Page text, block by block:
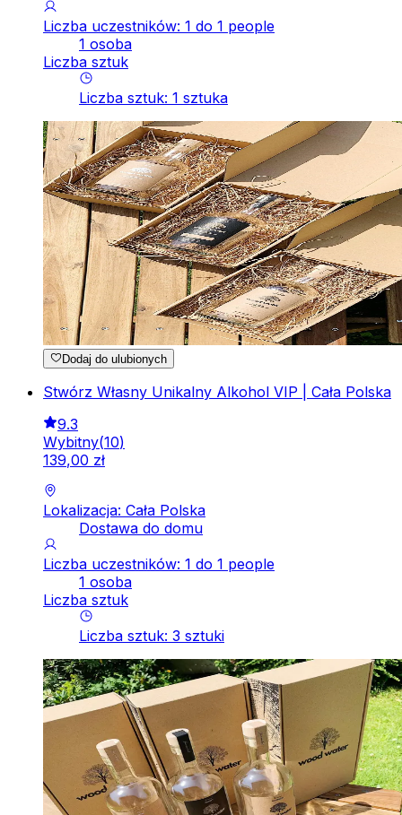
Liczba uczestników: 1 do 1 people
1 osoba
Liczba sztuk
Liczba sztuk: 1 sztuka
Dodaj do ulubionych
Stwórz Własny Unikalny Alkohol VIP | Cała Polska
9.3
Wybitny(10)
139,00 zł
Lokalizacja: Cała Polska
Dostawa do domu
Liczba uczestników: 1 do 1 people
1 osoba
Liczba sztuk
Liczba sztuk: 3 sztuki